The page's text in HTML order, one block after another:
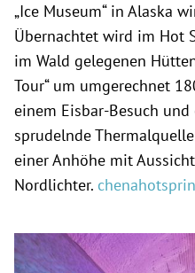
„Ice Museum“ in Alaska
Übernachtet wird im Hot
im Wald gelegenen
Tour“ um umgerechnet
einem Eisbar-Besuch
sprudelnde
einer Anhöhe mit
Nordlichter.